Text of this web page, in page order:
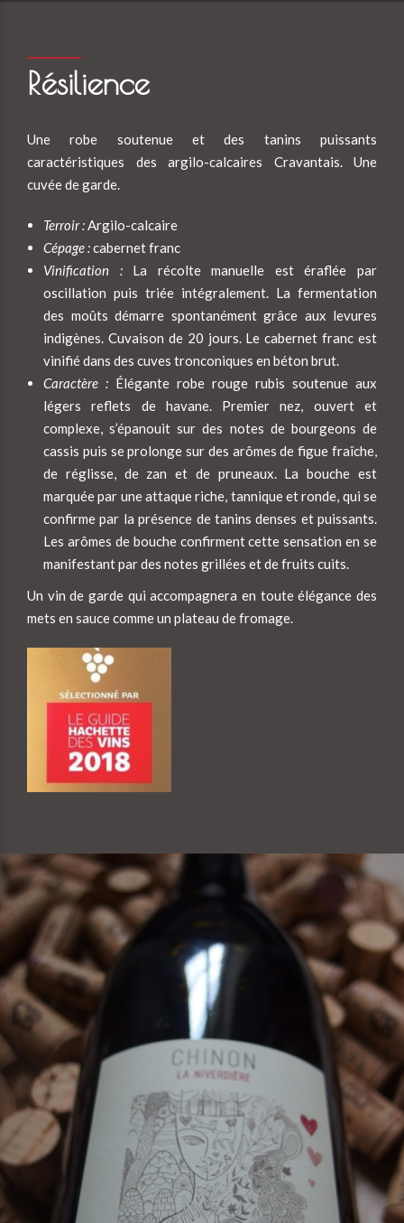
Résilience
Une robe soutenue et des tanins puissants
caractéristiques des argilo-calcaires Cravantais. Une
cuvée de garde.
Terroir :Argilo-calcaire
Cépage :cabernet franc
Vinification :La récolte manuelle est éraflée par
oscillation puis triée intégralement. La fermentation
des moûts démarre spontanément grâce aux levures
indigènes. Cuvaison de 20 jours. Le cabernet franc est
vinifié dans des cuves tronconiques en béton brut.
Caractère : Élégante robe rouge rubis soutenue aux
légers reflets de havane. Premier nez, ouvert et
complexe, s’épanouit sur des notes de bourgeons de
cassis puis se prolonge sur des arômes de figue fraîche,
de réglisse, de zan et de pruneaux. La bouche est
marquée par une attaque riche, tannique et ronde, qui se
confirme par la présence de tanins denses et puissants.
Les arômes de bouche confirment cette sensation en se
manifestant par des notes grillées et de fruits cuits.
Un vin de garde qui accompagnera en toute élégance des
mets en sauce comme un plateau de fromage.